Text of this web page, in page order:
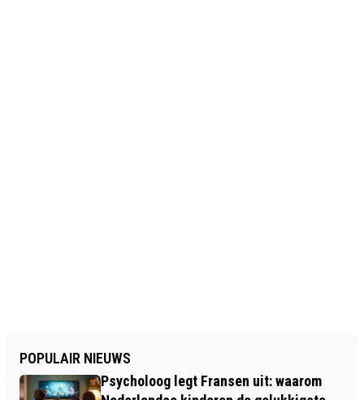
POPULAIR NIEUWS
Psycholoog legt Fransen uit: waarom